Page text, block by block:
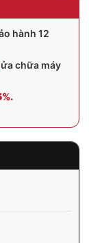
hành 12
chữa máy